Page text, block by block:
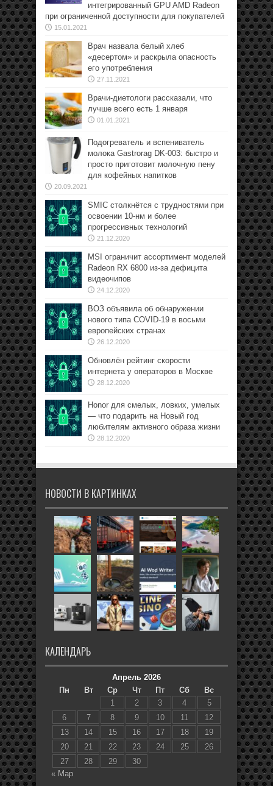
интегрированный GPU AMD Radeon
при ограниченной доступности для покупателей
15.01.2021
Врач назвала белый хлеб
«десертом» и раскрыла опасность
его употребления
27.11.2021
Врачи-диетологи рассказали, что
лучше всего есть 1 января
01.01.2021
Подогреватель и вспениватель
молока Gastrorag DK-003: быстро и
просто приготовит молочную пену
для кофейных напитков
20.09.2021
SMIC столкнётся с трудностями при
освоении 10-нм и более
прогрессивных технологий
21.12.2020
MSI ограничит ассортимент моделей
Radeon RX 6800 из-за дефицита
видеочипов
24.12.2020
ВОЗ объявила об обнаружении
нового типа COVID-19 в восьми
европейских странах
26.12.2020
Обновлён рейтинг скорости
интернета у операторов в Москве
28.12.2020
Honor для смелых, ловких, умелых
— что подарить на Новый год
любителям активного образа жизни
28.12.2020
НОВОСТИ В КАРТИНКАХ
КАЛЕНДАРЬ
Апрель 2026
Пн
Вт Ср Чт Пт Сб
Вс
1
2 3 4
5
6
7 8 9 10 11
12
13
14 15 16 17 18
19
20
21 22 23 24 25
26
27
28 29
30
« Мар